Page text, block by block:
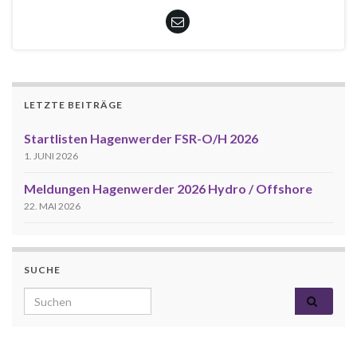
LETZTE BEITRÄGE
Startlisten Hagenwerder FSR-O/H 2026
1. JUNI 2026
Meldungen Hagenwerder 2026 Hydro / Offshore
22. MAI 2026
SUCHE
Search for: